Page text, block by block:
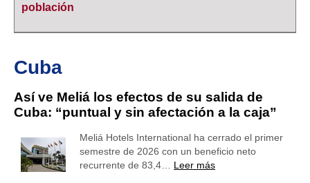
población
Cuba
Así ve Meliá los efectos de su salida de
Cuba: “puntual y sin afectación a la caja”
Meliá Hotels International ha cerrado el primer
semestre de 2026 con un beneficio neto
recurrente de 83,4… Leer más